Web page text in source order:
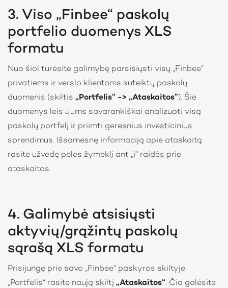
3. Viso „Finbee“ paskolų
portfelio duomenys XLS
formatu
Nuo šiol turėsite galimybę parsisiųsti visų „Finbee“
privatiems ir verslo klientams suteiktų paskolų
duomenis (skiltis „Portfelis“ -> „Ataskaitos”). Šie
duomenys leis Jums savarankiškai analizuoti visą
paskolų portfelį ir priimti geresnius investicinius
sprendimus. Išsamesnę informaciją apie ataskaitą
rasite užvedę pelės žymeklį ant „i“ raidės prie
ataskaitos.
4. Galimybė atsisiųsti
aktyvių/grąžintų paskolų
sąrašą XLS formatu
Prisijungę prie savo „Finbee“ paskyros skiltyje
„Portfelis“ rasite naują skiltį „Ataskaitos“. Čia galėsite